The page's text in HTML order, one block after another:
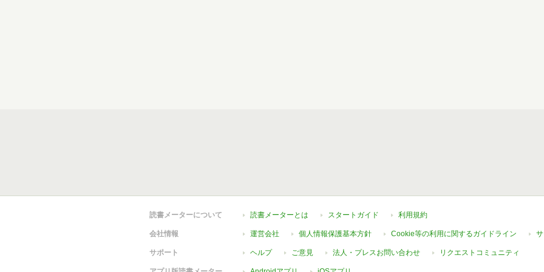
読書メーターについて 読書メーターとは スタートガイド 利用規約
会社情報 運営会社 個人情報保護基本方針 Cookie等の利用に関するガイドライン
サポート ヘルプ ご意見 法人・プレスお問い合わせ リクエストコミュニティ